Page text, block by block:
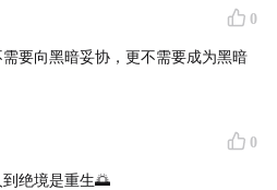
0
要向黑暗妥协，更不需要成为黑暗
0
绝境是重生🌅